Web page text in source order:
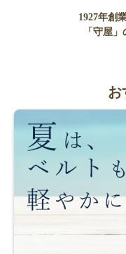
1927年創
「守屋
お